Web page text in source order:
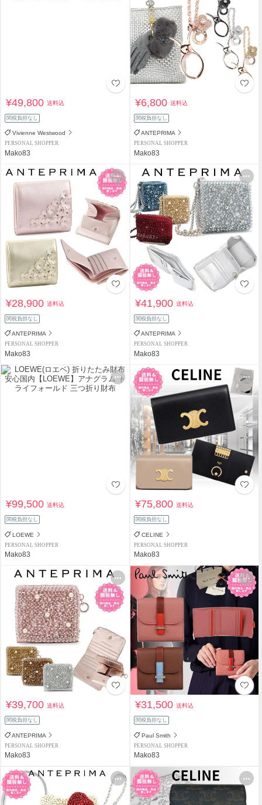
¥49,800送料込
関税負担なし
Vivienne Westwood
PERSONAL SHOPPER
Mako83
¥6,800送料込
関税負担なし
ANTEPRIMA
PERSONAL SHOPPER
Mako83
¥28,900送料込
関税負担なし
ANTEPRIMA
PERSONAL SHOPPER
Mako83
¥41,900送料込
関税負担なし
ANTEPRIMA
PERSONAL SHOPPER
Mako83
¥99,500送料込
関税負担なし
LOEWE
PERSONAL SHOPPER
Mako83
¥75,800送料込
関税負担なし
CELINE
PERSONAL SHOPPER
Mako83
¥39,700送料込
関税負担なし
ANTEPRIMA
PERSONAL SHOPPER
Mako83
¥31,500送料込
関税負担なし
Paul Smith
PERSONAL SHOPPER
Mako83